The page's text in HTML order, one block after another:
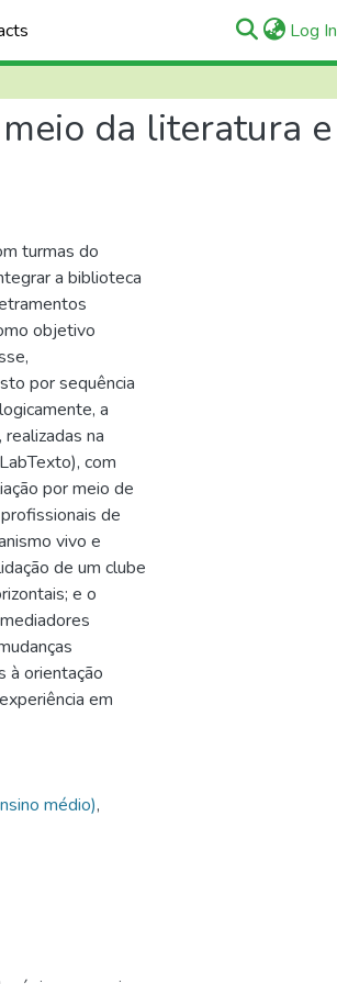
Log In
da literatura e
turmas do
a biblioteca
objetivo
por sequência
a
na
com
por meio de
de
vivo e
de um clube
e o
à orientação
em
médio),